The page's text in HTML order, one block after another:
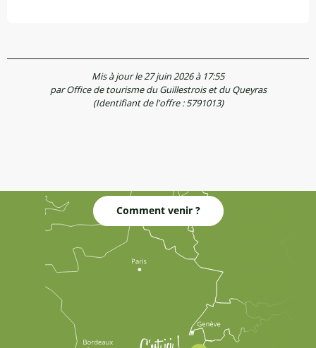
Mis à jour le 27 juin 2026 à 17:55
par Office de tourisme du Guillestrois et du Queyras
(Identifiant de l'offre :5791013)
Comment venir ?